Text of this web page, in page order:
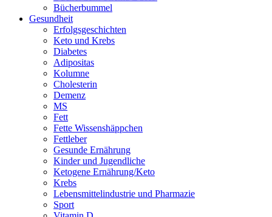
Bücherbummel
Gesundheit
Erfolgsgeschichten
Keto und Krebs
Diabetes
Adipositas
Kolumne
Cholesterin
Demenz
MS
Fett
Fette Wissenshäppchen
Fettleber
Gesunde Ernährung
Kinder und Jugendliche
Ketogene Ernährung/Keto
Krebs
Lebensmittelindustrie und Pharmazie
Sport